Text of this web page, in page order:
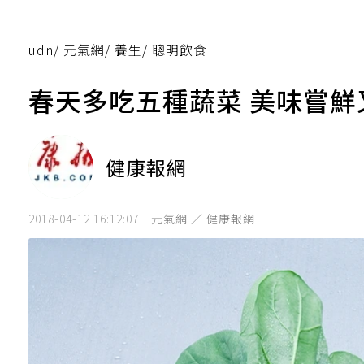
udn/ 元氣網/ 養生/ 聰明飲食
春天多吃五種蔬菜 美味嘗
健康報網
2018-04-12 16:12:07 元氣網 ／ 健康報網